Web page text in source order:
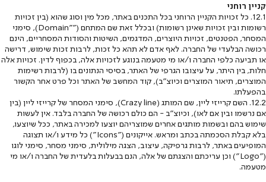
קניין רוחני
12.1. כל זכויות הקניין הרוחני בכל התכנים באתר, מכל מין וסוג שהוא (בין זכויות
רשומות ובין זכויות שאינן רשומות) ובכלל זאת שם המתחם (""Domain), סימני
המסחר, הפטנטים, זכויות היוצרים, המדגמים, השיטות והסודות המסחריים, הינם
רכושה הבלעדי של החברה. לאף אדם לא תהא כל זכות, לרבות זכות שימוש, דרישה
או תביעה כלפי החברה ו/או מי מטעמה בנוגע לזכויות אלה, בכפוף לדין. זכויות אלה
חלות, בין היתר, על עיצובו הגרפי של האתר, בסיסי הנתונים בו (לרבות רשימות
המוצרים, תיאור המוצרים וכיוצ"ב), קוד המחשב של האתר וכל פרט אחר הקשור
בהפעלתו.
12.2. השם קרייזי ליין, שם המותג (Crazy line), סימני המסחר של קרייזי ליין (בין
אם נרשמו ובין אם לאו), וכיוצ"ב - הם כולם רכושה של החברה בלבד. אין לעשות
שימוש בהם ובשמות מותגים אחרים שמוצריהם יוצעו למכירה באתר, ככל שיוצעו,
בלא קבלת הסכמתה בכתב ומראש. אייקונים ("Icons") כל מידע ו/או תצוגה
המופיעים באתר, לרבות גרפיקה, עיצוב, הצגה מילולית, סימני מסחר, סימני לוגו
("Logo") וכן עריכתם והצגתם של אלה, הנם בבעלות בלעדית של החברה ו/או מי
מטעמה.